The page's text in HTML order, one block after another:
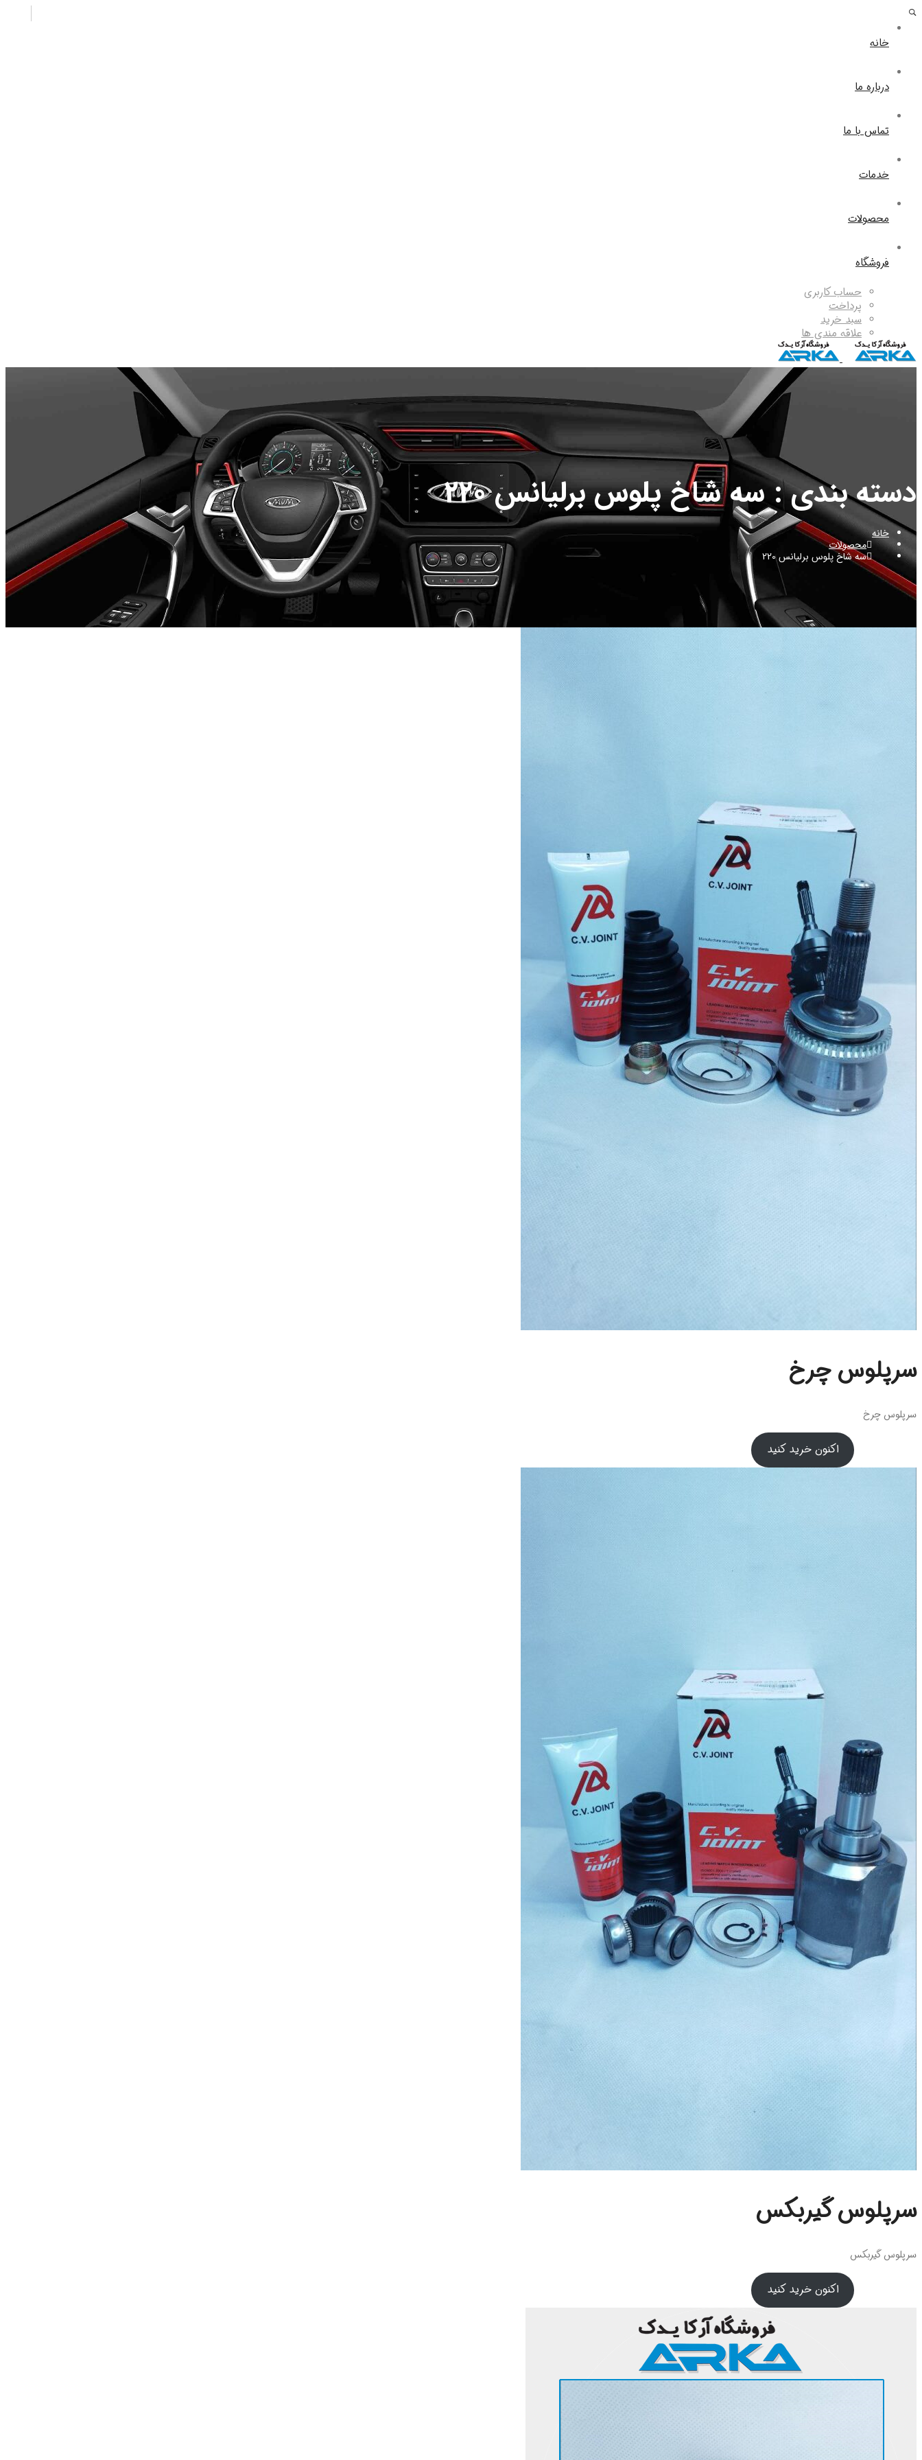
خانه
درباره ما
تماس با ما
خدمات
محصولات
فروشگاه
حساب کاربری
پرداخت
سبد خرید
علاقه مندی ها
دسته بندی : سه شاخ پلوس برلیانس 220
خانه
محصولات
سه شاخ پلوس برلیانس 220
سرپلوس چرخ
سرپلوس چرخ
اکنون خرید کنید
سرپلوس گیربکس
سرپلوس گیربکس
اکنون خرید کنید